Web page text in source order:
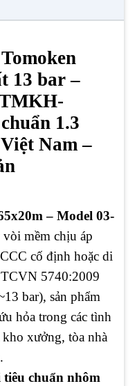
13 bar –
1.3
Nam –
– Model 03-
vòi mềm chịu áp
cố định hoặc di
5740:2009
bar), sản phẩm
hỏa trong các tình
xưởng, tòa nhà
chuẩn nhôm